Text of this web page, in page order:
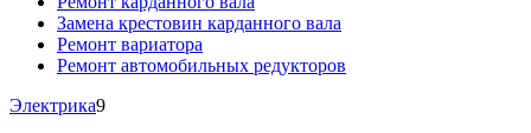
Замена крестовин карданного вала
Ремонт вариатора
Ремонт автомобильных редукторов
Электрика9